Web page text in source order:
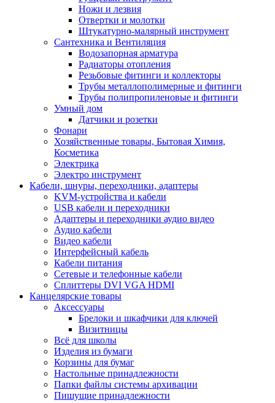
Ножи и лезвия
Отвертки и молотки
Штукатурно-малярный инструмент
Сантехника и Вентиляция
Водозапорная арматура
Радиаторы отопления
Резьбовые фитинги и коллекторы
Трубы металлополимерные и фитинги
Трубы полипропиленовые и фитинги
Умный дом
Датчики и розетки
Фонари
Хозяйственные товары, Бытовая Химия,
Косметика
Электрика
Электро инструмент
Кабели, шнуры, переходники, адаптеры
KVM-устройства и кабели
USB кабели и переходники
Адаптеры и переходники аудио видео
Аудио кабели
Видео кабели
Интерфейсный кабель
Кабели питания
Сетевые и телефонные кабели
Сплиттеры DVI VGA HDMI
Канцелярские товары
Аксессуары
Брелоки и шкафчики для ключей
Визитницы
Всё для школы
Изделия из бумаги
Корзины для бумаг
Настольные принадлежности
Папки файлы системы архивации
Пишущие принадлежности